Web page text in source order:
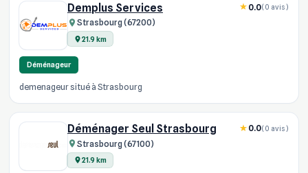
Demplus Services
Strasbourg (67200)
21.9 km
0.0(0 avis)
Déménageur
demenageur situé à Strasbourg
Déménager Seul Strasbourg
Strasbourg (67100)
21.9 km
0.0(0 avis)